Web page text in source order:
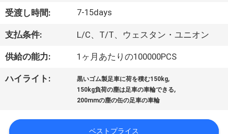
私
に
つ
て
受渡し時間: 7-15days
支払条件: L/C、T/T、ウェスタン・ユニオン
供給の能力: 1ヶ月あたりの100000PCS
ハイライト: 黒いゴム製足車に荷を積む150kg,
150kg負荷の塵は足車の車輪できる,
200mmの塵の缶の足車の車輪
ベストプライス